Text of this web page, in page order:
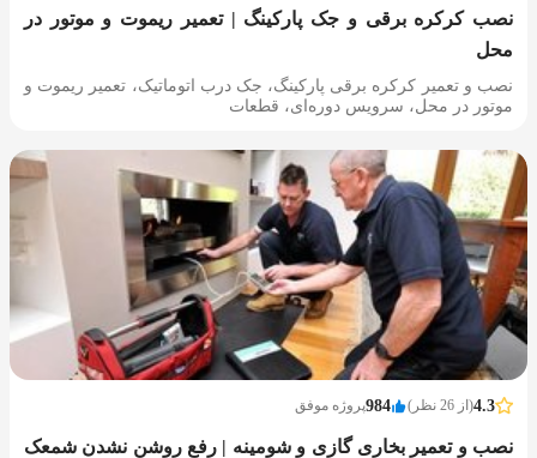
نصب کرکره برقی و جک پارکینگ | تعمیر ریموت و موتور در
محل
نصب و تعمیر کرکره برقی پارکینگ، جک درب اتوماتیک، تعمیر ریموت و
موتور در محل، سرویس دوره‌ای، قطعات
4.3(از 26 نظر) 984پروژه موفق
نصب و تعمیر بخاری گازی و شومینه | رفع روشن نشدن شمعک